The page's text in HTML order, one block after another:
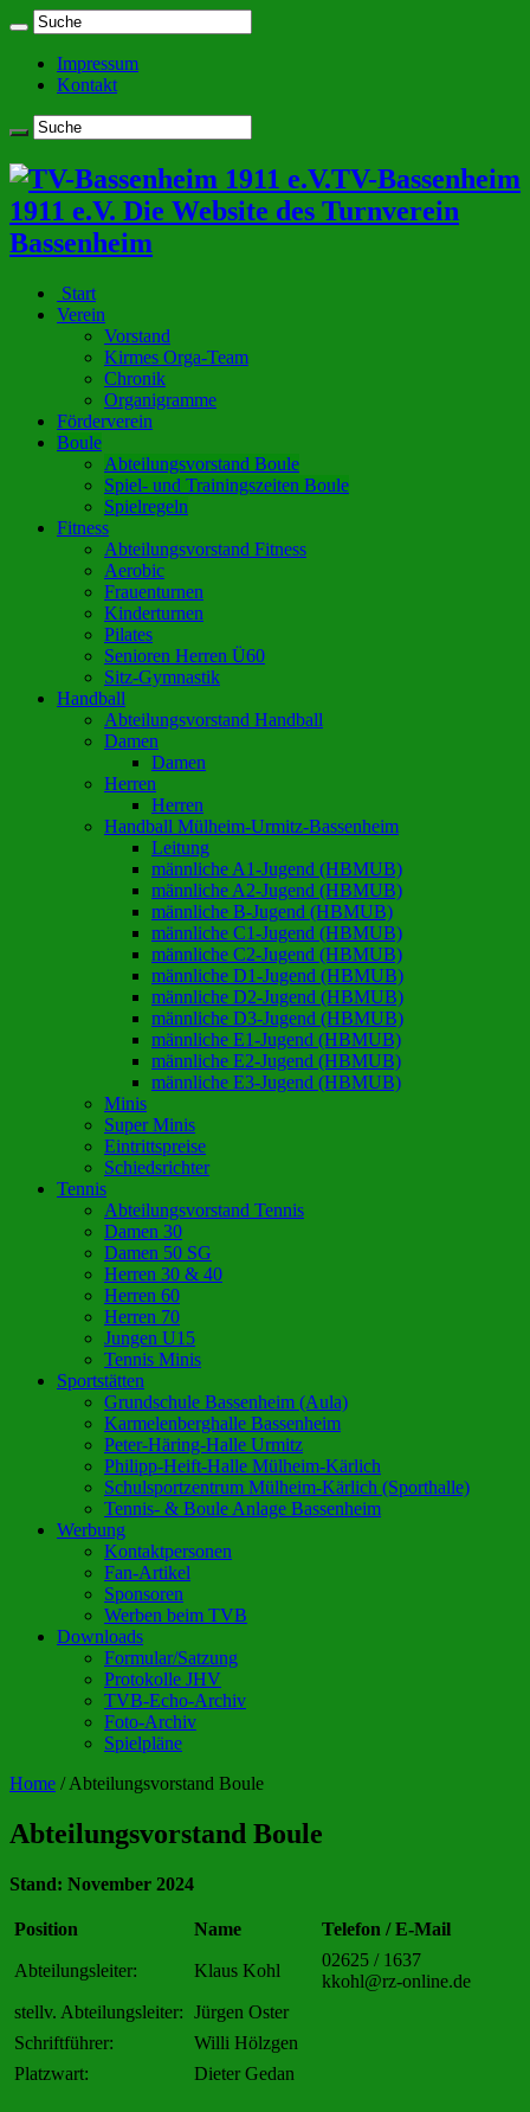
Impressum
Kontakt
TV-Bassenheim
1911 e.V. Die Website des Turnverein
Bassenheim
Start
Verein
Vorstand
Kirmes Orga-Team
Chronik
Organigramme
Förderverein
Boule
Abteilungsvorstand Boule
Spiel- und Trainingszeiten Boule
Spielregeln
Fitness
Abteilungsvorstand Fitness
Aerobic
Frauenturnen
Kinderturnen
Pilates
Senioren Herren Ü60
Sitz-Gymnastik
Handball
Abteilungsvorstand Handball
Damen
Damen
Herren
Herren
Handball Mülheim-Urmitz-Bassenheim
Leitung
männliche A1-Jugend (HBMUB)
männliche A2-Jugend (HBMUB)
männliche B-Jugend (HBMUB)
männliche C1-Jugend (HBMUB)
männliche C2-Jugend (HBMUB)
männliche D1-Jugend (HBMUB)
männliche D2-Jugend (HBMUB)
männliche D3-Jugend (HBMUB)
männliche E1-Jugend (HBMUB)
männliche E2-Jugend (HBMUB)
männliche E3-Jugend (HBMUB)
Minis
Super Minis
Eintrittspreise
Schiedsrichter
Tennis
Abteilungsvorstand Tennis
Damen 30
Damen 50 SG
Herren 30 & 40
Herren 60
Herren 70
Jungen U15
Tennis Minis
Sportstätten
Grundschule Bassenheim (Aula)
Karmelenberghalle Bassenheim
Peter-Häring-Halle Urmitz
Philipp-Heift-Halle Mülheim-Kärlich
Schulsportzentrum Mülheim-Kärlich (Sporthalle)
Tennis- & Boule Anlage Bassenheim
Werbung
Kontaktpersonen
Fan-Artikel
Sponsoren
Werben beim TVB
Downloads
Formular/Satzung
Protokolle JHV
TVB-Echo-Archiv
Foto-Archiv
Spielpläne
Home / Abteilungsvorstand Boule
Abteilungsvorstand Boule
Stand: November 2024
Position Name Telefon / E-Mail
Abteilungsleiter: Klaus Kohl
02625 / 1637
kkohl@rz-online.de
stellv. Abteilungsleiter: Jürgen Oster
Schriftführer:
Willi Hölzgen
Platzwart:
Dieter Gedan